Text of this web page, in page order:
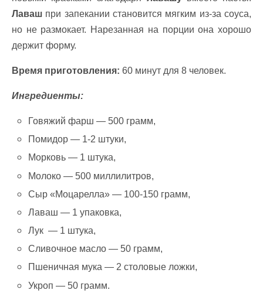
Лаваш при запекании становится мягким из-за соуса,
но не размокает. Нарезанная на порции она хорошо
держит форму.
Время приготовления: 60 минут для 8 человек.
Ингредиенты:
Говяжий фарш — 500 грамм,
Помидор — 1-2 штуки,
Морковь — 1 штука,
Молоко — 500 миллилитров,
Сыр «Моцарелла» — 100-150 грамм,
Лаваш — 1 упаковка,
Лук — 1 штука,
Сливочное масло — 50 грамм,
Пшеничная мука — 2 столовые ложки,
Укроп — 50 грамм.